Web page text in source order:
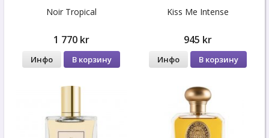
Noir Tropical
1 770 kr
Инфо В корзину
Kiss Me Intense
945 kr
Инфо В корзину